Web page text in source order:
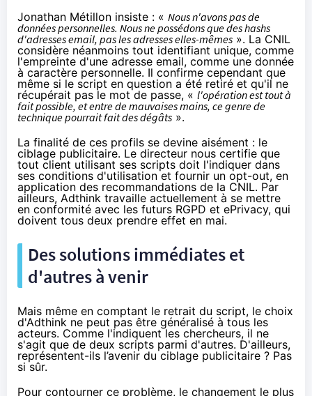
Jonathan Métillon insiste : « Nous n'avons pas de
données personnelles. Nous ne possédons que des hashs
d'adresses email, pas les adresses elles-mêmes ». La CNIL
considère néanmoins tout identifiant unique, comme
l'empreinte d'une adresse email, comme une donnée
à caractère personnelle. Il confirme cependant que
même si le script en question a été retiré et qu'il ne
récupérait pas le mot de passe, « l'opération est tout à
fait possible, et entre de mauvaises mains, ce genre de
technique pourrait fait des dégâts ».
La finalité de ces profils se devine aisément : le
ciblage publicitaire. Le directeur nous certifie que
tout client utilisant ses scripts doit l'indiquer dans
ses conditions d'utilisation et fournir un opt-out, en
application des recommandations de la CNIL. Par
ailleurs, Adthink travaille actuellement à se mettre
en conformité avec les futurs RGPD et ePrivacy, qui
doivent tous deux prendre effet en mai.
Des solutions immédiates et
d'autres à venir
Mais même en comptant le retrait du script, le choix
d'Adthink ne peut pas être généralisé à tous les
acteurs. Comme l'indiquent les chercheurs, il ne
s'agit que de deux scripts parmi d'autres. D'ailleurs,
représentent-ils l’avenir du ciblage publicitaire ? Pas
si sûr.
Pour contourner ce problème, le changement le plus